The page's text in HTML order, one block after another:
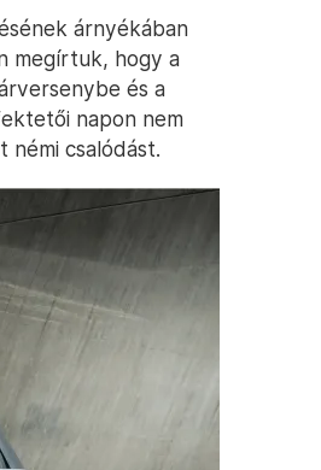
árnyékában
megírtuk, hogy a
és a
napon nem
csalódást.